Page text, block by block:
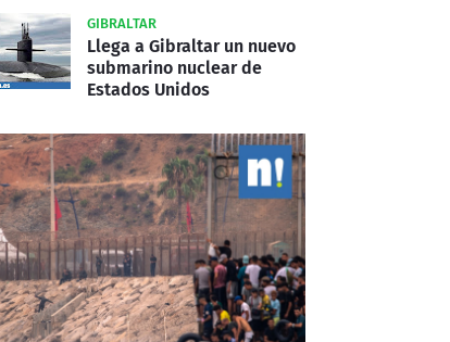
GIBRALTAR
Llega a Gibraltar un nuevo
submarino nuclear de
Estados Unidos